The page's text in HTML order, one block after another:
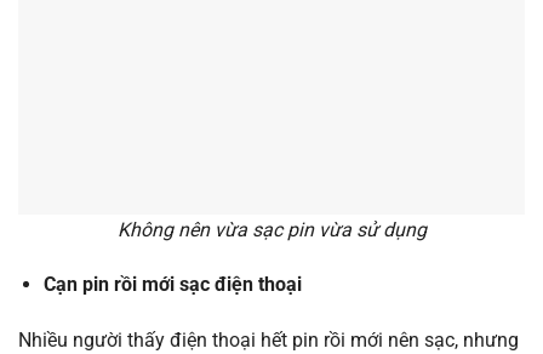
Không nên vừa sạc pin vừa sử dụng
Cạn pin rồi mới sạc điện thoại
Nhiều người thấy điện thoại hết pin rồi mới nên sạc, nhưng